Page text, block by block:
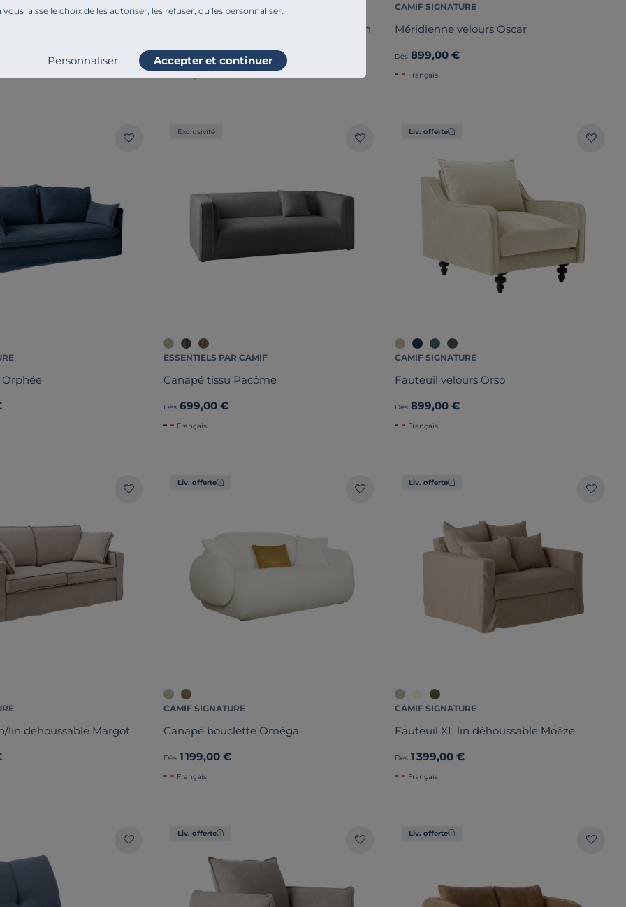
vous laisse le choix de les autoriser, les refuser, ou les personnaliser.
Personnaliser Accepter et continuer
tissu velours Oscar
ESSENTIELS PAR CAMIF
Canapé convertible velours côtelé Orion
Dès 1 499,00 €
CAMIF SIGNATURE
Méridienne velours Oscar
Dès 899,00 €
Français
Orphée
Exclusivité
ESSENTIELS PAR CAMIF
Canapé tissu Pacôme
Dès 699,00 €
Français
Liv. offerte
CAMIF SIGNATURE
Fauteuil velours Orso
Dès 899,00 €
Français
lin déhoussable Margot
Liv. offerte
CAMIF SIGNATURE
Canapé bouclette Oméga
Dès 1 199,00 €
Français
Liv. offerte
CAMIF SIGNATURE
Fauteuil XL lin déhoussable Moëze
Dès 1 399,00 €
Français
Liv. offerte Liv. offerte